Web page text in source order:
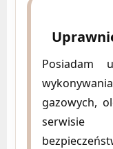
Posiadam
gazowych,
serwisie